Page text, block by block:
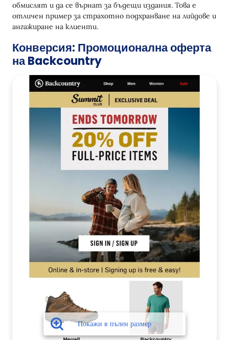
обмислят и да се върнат за бъдещи издания. Това е
отличен пример за страхотно подхранване на лийдове и
ангажиране на клиенти.
Конверсия: Промоционална оферта
на Backcountry